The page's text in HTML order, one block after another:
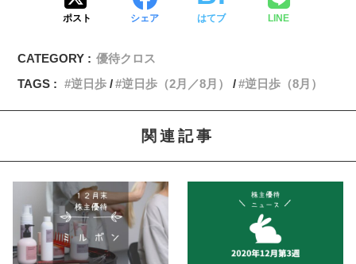
ポスト シェア はてブ LINE
CATEGORY : 優待クロス
TAGS :
逆日歩 逆日歩（2月／8月） 逆日歩（8月）
関連記事